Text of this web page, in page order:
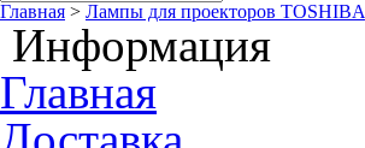
Главная > Лампы для проекторов TOSHIBA
Информация
Главная